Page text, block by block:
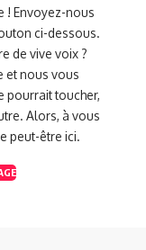
! Envoyez-nous
ci-dessous.
de vive voix ?
et nous vous
pourrait toucher,
Alors, à vous
peut-être ici.